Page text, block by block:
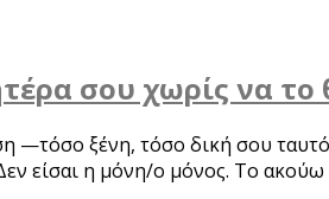
σου χωρίς να
—τόσο ξένη, τόσο δική σου
είσαι η μόνη/ο μόνος. Το